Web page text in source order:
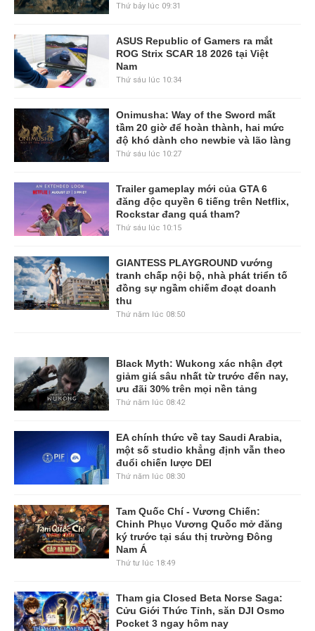
Thứ bảy lúc 09:31
ASUS Republic of Gamers ra mắt
ROG Strix SCAR 18 2026 tại Việt
Nam
Thứ sáu lúc 10:34
Onimusha: Way of the Sword mất
tầm 20 giờ để hoàn thành, hai mức
độ khó dành cho newbie và lão làng
Thứ sáu lúc 10:27
Trailer gameplay mới của GTA 6
đăng độc quyền 6 tiếng trên Netflix,
Rockstar đang quá tham?
Thứ sáu lúc 10:15
GIANTESS PLAYGROUND vướng
tranh chấp nội bộ, nhà phát triển tố
đồng sự ngầm chiếm đoạt doanh
thu
Thứ năm lúc 08:50
Black Myth: Wukong xác nhận đợt
giảm giá sâu nhất từ trước đến nay,
ưu đãi 30% trên mọi nền tảng
Thứ năm lúc 08:42
EA chính thức về tay Saudi Arabia,
một số studio khẳng định vẫn theo
đuổi chiến lược DEI
Thứ năm lúc 08:30
Tam Quốc Chí - Vương Chiến:
Chinh Phục Vương Quốc mở đăng
ký trước tại sáu thị trường Đông
Nam Á
Thứ tư lúc 18:49
Tham gia Closed Beta Norse Saga:
Cửu Giới Thức Tỉnh, săn DJI Osmo
Pocket 3 ngay hôm nay